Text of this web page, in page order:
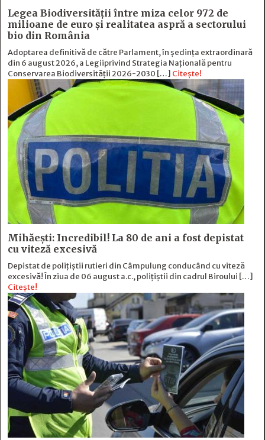
Legea Biodiversității între miza celor 972 de
milioane de euro și realitatea aspră a sectorului
bio din România
Adoptarea definitivă de către Parlament, în ședința extraordinară
din 6 august 2026, a Legiiprivind Strategia Națională pentru
Conservarea Biodiversității 2026-2030 […] Citește!
Mihăești: Incredibil! La 80 de ani a fost depistat
cu viteză excesivă
Depistat de polițiștii rutieri din Câmpulung conducând cu viteză
excesivă! În ziua de 06 august a.c., polițiștii din cadrul Biroului […]
Citește!